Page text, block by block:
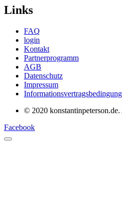
Links
FAQ
login
Kontakt
Partnerprogramm
AGB
Datenschutz
Impressum
© 2020
Facebook